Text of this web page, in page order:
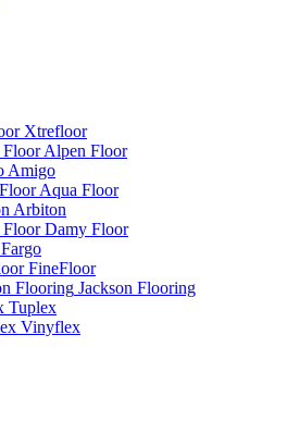
Xtrefloor
Alpen Floor
Amigo
Aqua Floor
Arbiton
Damy Floor
Fargo
FineFloor
Jackson Flooring
Tuplex
Vinyflex